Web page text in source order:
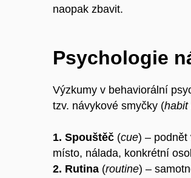
naopak zbavit.
Psychologie
Výzkumy v behaviorální
tzv. návykové smyčky (habit
1. Spouštěč (cue) – podnět
místo, nálada, konkrétní
2. Rutina (routine) –